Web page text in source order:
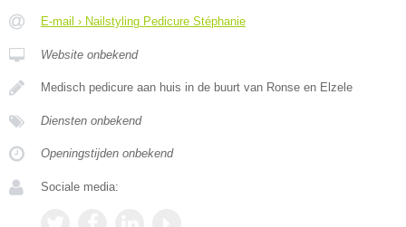
E-mail › Nailstyling Pedicure Stéphanie
Website onbekend
Medisch pedicure aan huis in de buurt van Ronse en Elzele
Diensten onbekend
Openingstijden onbekend
Sociale media: